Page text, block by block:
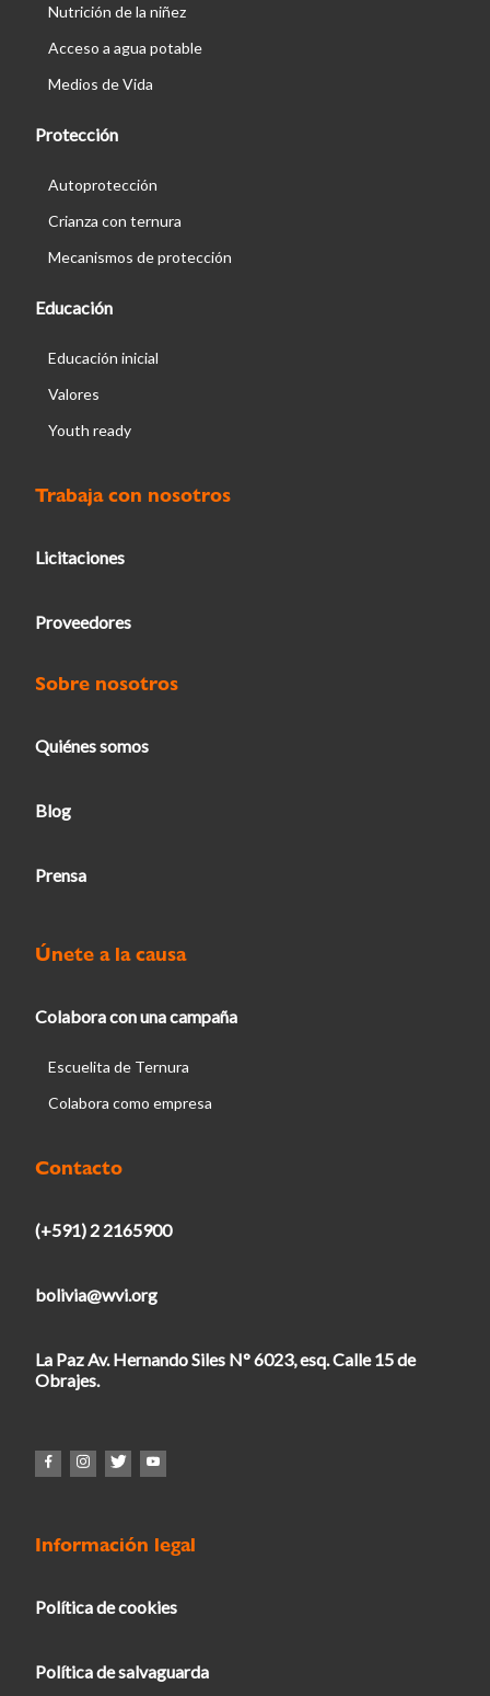
Nutrición de la niñez
Acceso a agua potable
Medios de Vida
Protección
Autoprotección
Crianza con ternura
Mecanismos de protección
Educación
Educación inicial
Valores
Youth ready
Trabaja con nosotros
Licitaciones
Proveedores
Sobre nosotros
Quiénes somos
Blog
Prensa
Únete a la causa
Colabora con una campaña
Escuelita de Ternura
Colabora como empresa
Contacto
(+591) 2 2165900
bolivia@wvi.org
La Paz Av. Hernando Siles N° 6023, esq. Calle 15 de
Obrajes.
Información legal
Política de cookies
Política de salvaguarda